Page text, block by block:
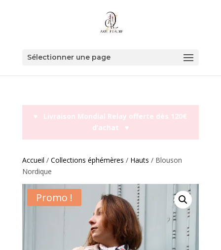
Sélectionner une page
♥︎ Livraison Mondial Relay offerte dès 120€
d’achat ♥︎
Accueil / Collections éphémères / Hauts / Blouson
Nordique
Promo !